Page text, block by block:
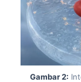
Gambar 2: